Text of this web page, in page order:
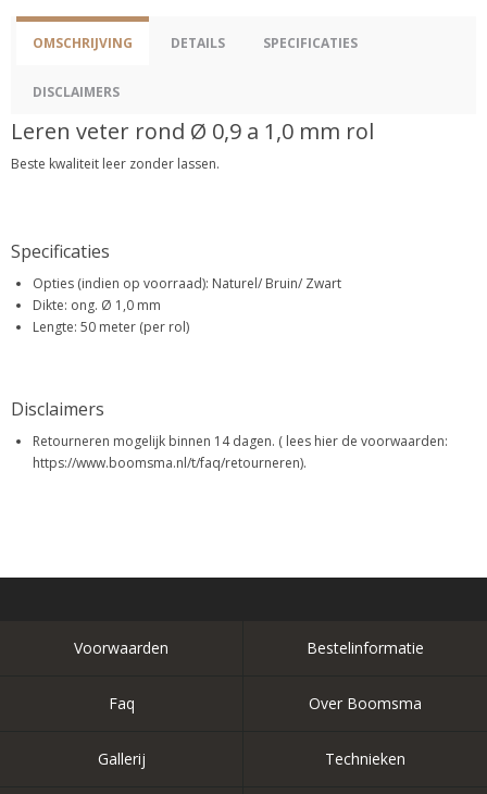
OMSCHRIJVING DETAILS SPECIFICATIES
DISCLAIMERS
Leren veter rond Ø 0,9 a 1,0 mm rol
Beste kwaliteit leer zonder lassen.
Specificaties
Opties (indien op voorraad): Naturel/ Bruin/ Zwart
Dikte: ong. Ø 1,0 mm
Lengte: 50 meter (per rol)
Disclaimers
Retourneren mogelijk binnen 14 dagen. ( lees hier de voorwaarden:
https://www.boomsma.nl/t/faq/retourneren).
Voorwaarden Bestelinformatie
Faq Over Boomsma
Gallerij Technieken